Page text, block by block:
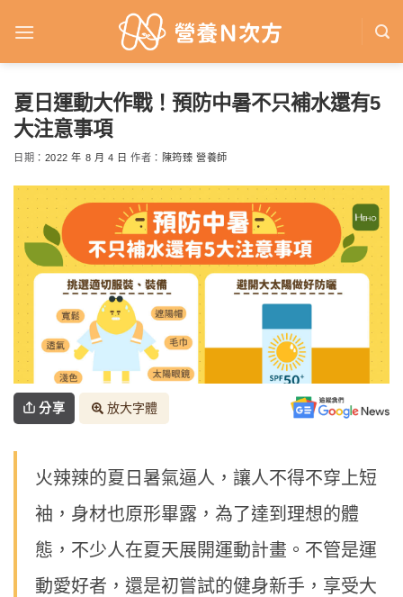
夏日運動大作戰！預防中暑不只補水還有5
大注意事項
日期： 2022 年 8 月 4 日 作者： 陳筠臻 營養師
分享 放大字體
火辣辣的夏日暑氣逼人，讓人不得不穿上短
袖，身材也原形畢露，為了達到理想的體
態，不少人在夏天展開運動計畫。不管是運
動愛好者，還是初嘗試的健身新手，享受大